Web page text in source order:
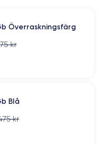
Överraskningsfärg
kr
Blå
kr